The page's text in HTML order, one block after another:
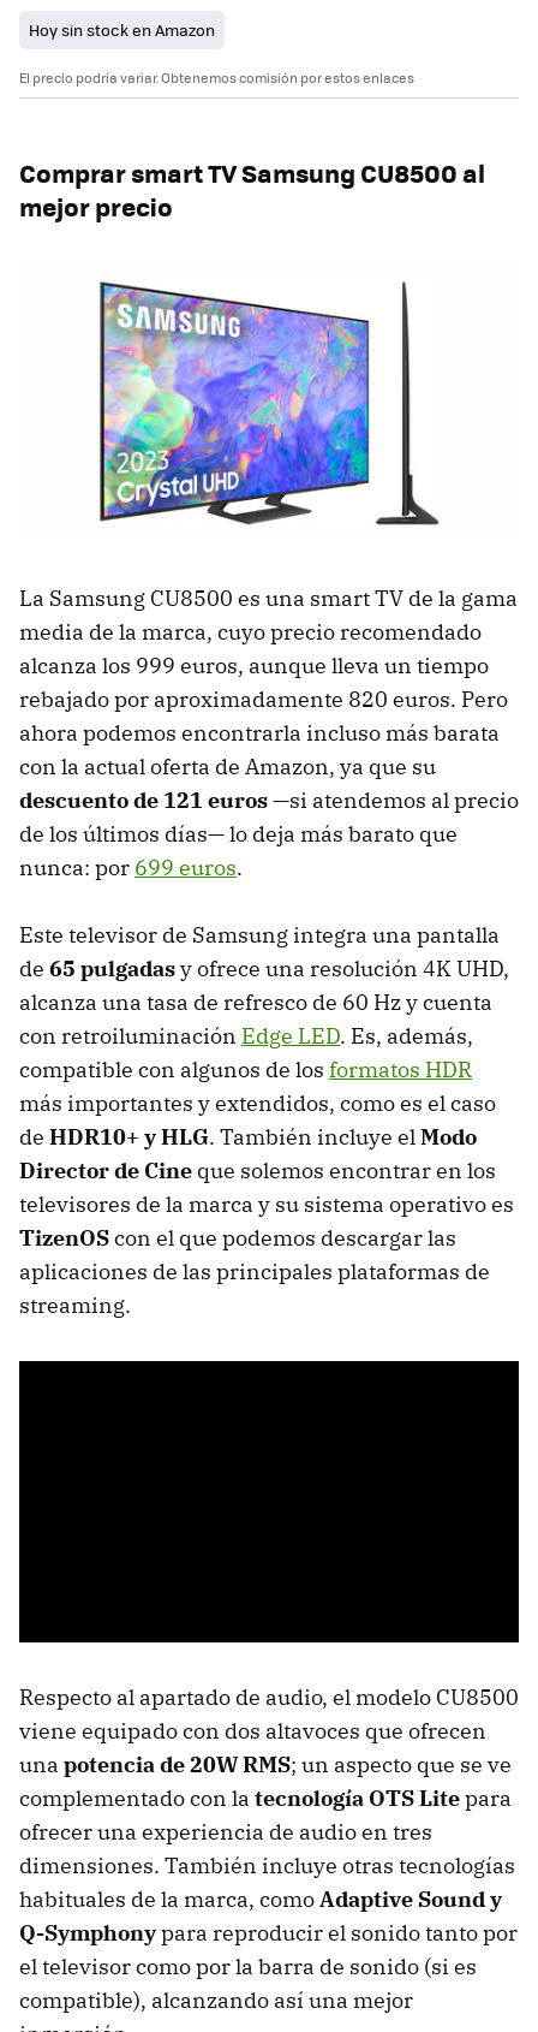
Hoy sin stock en Amazon
El precio podría variar. Obtenemos comisión por estos enlaces
Comprar smart TV SamsungCU8500 al
mejor precio
La Samsung CU8500 es una smart TV de la gama
media de la marca, cuyo precio recomendado
alcanza los 999 euros, aunque lleva un tiempo
rebajado por aproximadamente 820 euros. Pero
ahora podemos encontrarla incluso más barata
con la actual oferta de Amazon, ya que su
descuento de 121 euros—si atendemos al precio
de los últimos días— lo deja más barato que
nunca: por 699 euros.
Este televisor de Samsung integra una pantalla
de 65 pulgadasy ofrece una resolución 4K UHD,
alcanza una tasa de refresco de 60 Hz y cuenta
con retroiluminación Edge LED. Es, además,
compatible con algunos de los formatos HDR
más importantes y extendidos, como es el caso
de HDR10+ y HLG. También incluye elModo
Director de Cine que solemos encontrar en los
televisores de la marca y su sistema operativo es
TizenOScon el que podemos descargar las
aplicaciones de las principales plataformas de
streaming.
Respecto al apartado de audio, el modelo CU8500
viene equipado con dos altavoces que ofrecen
una potencia de 20W RMS; un aspecto que se ve
complementado con la tecnología OTS Litepara
ofrecer una experiencia de audio en tres
dimensiones. También incluye otras tecnologías
habituales de la marca, comoAdaptive Sound y
Q-Symphonypara reproducir el sonido tanto por
el televisor como por la barra de sonido (si es
compatible), alcanzando así una mejor